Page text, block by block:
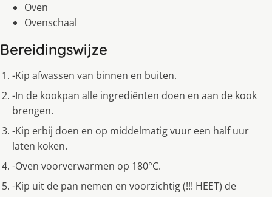
Oven
Ovenschaal
Bereidingswijze
-Kip afwassen van binnen en buiten.
-In de kookpan alle ingrediënten doen en aan de kook
brengen.
-Kip erbij doen en op middelmatig vuur een half uur
laten koken.
-Oven voorverwarmen op 180°C.
-Kip uit de pan nemen en voorzichtig (!!! HEET) de